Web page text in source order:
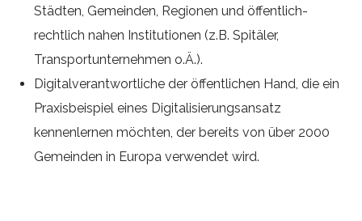
Städten, Gemeinden, Regionen und öffentlich-
rechtlich nahen Institutionen (z.B. Spitäler,
Transportunternehmen o.Ä.).
Digitalverantwortliche der öffentlichen Hand, die ein
Praxisbeispiel eines Digitalisierungsansatz
kennenlernen möchten, der bereits von über 2000
Gemeinden in Europa verwendet wird.